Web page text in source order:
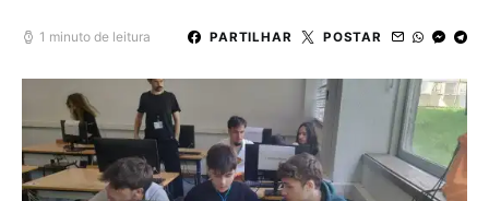
1 minuto de leitura PARTILHAR POSTAR